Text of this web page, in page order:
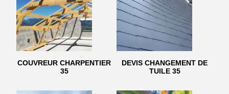
COUVREUR CHARPENTIER
35
DEVIS CHANGEMENT DE
TUILE 35